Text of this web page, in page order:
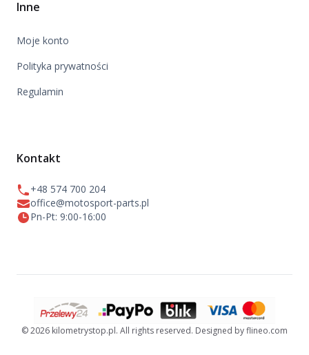
Inne
Moje konto
Polityka prywatności
Regulamin
Kontakt
+48 574 700 204
office@motosport-parts.pl
Pn-Pt: 9:00-16:00
© 2026 kilometrystop.pl. All rights reserved. Designed by flineo.com